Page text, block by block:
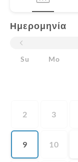
Ημερομηνία
Su
Mo
2 3
9 10